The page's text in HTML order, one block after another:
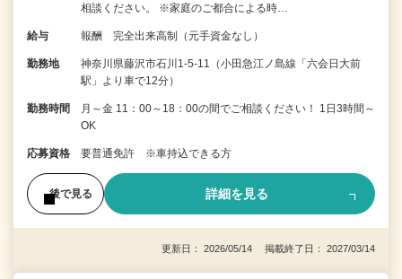
相談ください。 ※家庭のご都合による時…
給与 報酬 完全出来高制（元手資金なし）
勤務地
神奈川県藤沢市石川1-5-11（小田急江ノ島線「六会日大前
駅」より車で12分）
勤務時間
月～金 11：00～18：00の間でご相談ください！ 1日3時間～
OK
応募資格 要普通免許 ※車持込できる方
後で見る 詳細を見る
更新日： 2026/05/14 掲載終了日： 2027/03/14